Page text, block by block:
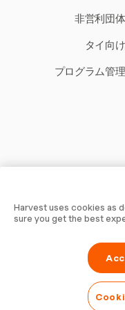
非営利団
タイ向
プログラム管
あなたの時
ある — 今
Harvestで時間を記
く支払いを受ける
Harvest uses cookies as
sure you get the best